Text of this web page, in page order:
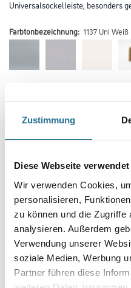
Zustimmung
Diese Webseite
Wir verwenden Cookies,
personalisieren,
zu können und die Zugriffe
analysieren. Außerdem
Verwendung unserer
soziale Medien, Werbung
Partner führen diese
Universalsockelleiste, besonders
Farbtonbezeichnung: 1137 Uni Weiß
Länge in centimeter
Breite in centimeter
Gebinde